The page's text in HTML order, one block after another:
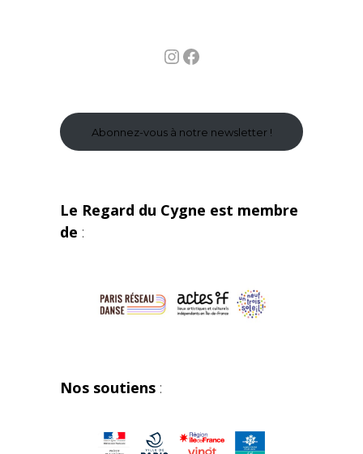
InstagramFacebook
Abonnez-vous à notre newsletter !
Le Regard du Cygne est membre
de :
Nos soutiens :